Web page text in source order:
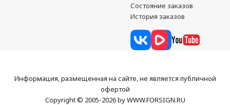
Состояние заказов
История заказов
Информация, размещенная на сайте, не является публичной
офертой
Copyright © 2005-2026 by WWW.FORSIGN.RU